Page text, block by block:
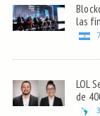
las
LOL
de